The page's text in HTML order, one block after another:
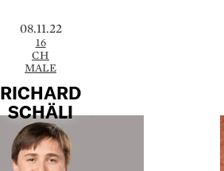
08.11.22
16
CH
MALE
RICHARD
SCHÄLI